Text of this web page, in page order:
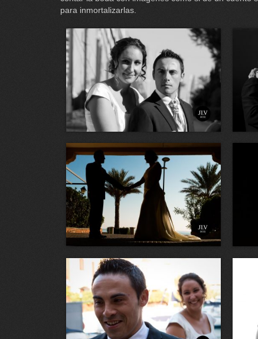
para inmortalizarlas.